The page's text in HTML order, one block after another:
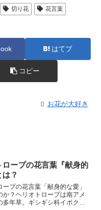
切り花
花言葉
はてブ
コピー
お花が大好き
ロープの花言葉『献身的
？
ープの花言葉「献身的な愛」
か？ヘリオトロープは南アメ
多年草。ギシギシ科イボクサ